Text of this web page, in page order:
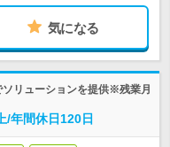
気になる
リューションを提供※残業月
/年間休日120日